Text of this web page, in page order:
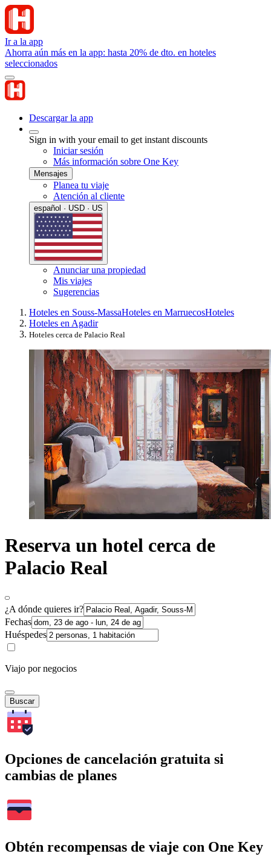
Ir a la app
Ahorra aún más en la app: hasta 20% de dto. en hoteles
seleccionados
Descargar la app
Sign in with your email to get instant discounts
Iniciar sesión
Más información sobre One Key
Mensajes
Planea tu viaje
Atención al cliente
español · USD · US
Anunciar una propiedad
Mis viajes
Sugerencias
Hoteles en Souss-MassaHoteles en MarruecosHoteles
Hoteles en Agadir
Hoteles cerca de Palacio Real
Reserva un hotel cerca de
Palacio Real
¿A dónde quieres ir?
Fechas
Huéspedes
Viajo por negocios
Buscar
Opciones de cancelación gratuita si
cambias de planes
Obtén recompensas de viaje con One Key